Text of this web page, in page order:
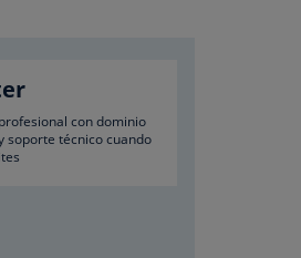
con dominio
soporte técnico cuando